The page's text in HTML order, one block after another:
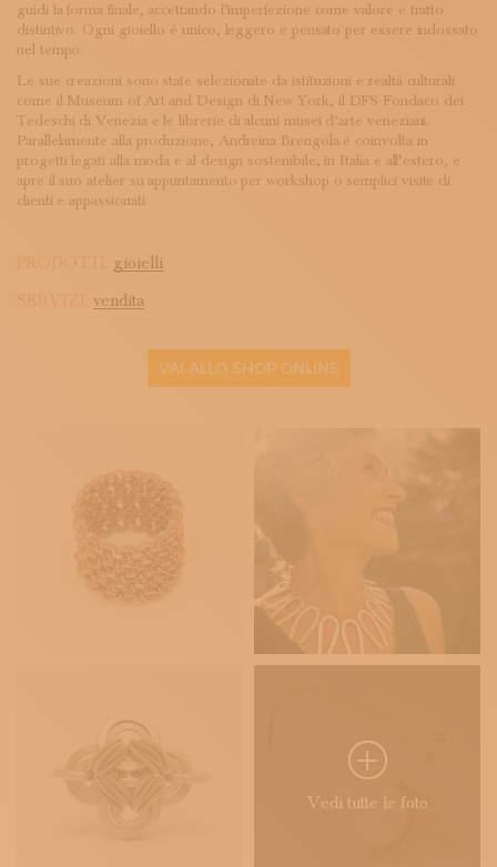
guidi la forma finale, accettando l’imperfezione come valore e tratto
distintivo. Ogni gioiello è unico, leggero e pensato per essere indossato
nel tempo.
Le sue creazioni sono state selezionate da istituzioni e realtà culturali
come il Museum of Art and Design di New York, il DFS Fondaco dei
Tedeschi di Venezia e le librerie di alcuni musei d’arte veneziani.
Parallelamente alla produzione, Andreina Brengola è coinvolta in
progetti legati alla moda e al design sostenibile, in Italia e all’estero, e
apre il suo atelier su appuntamento per workshop o semplici visite di
clienti e appassionati.
PRODOTTI: gioielli
SERVIZI: vendita
VAI ALLO SHOP ONLINE
Vedi tutte le foto